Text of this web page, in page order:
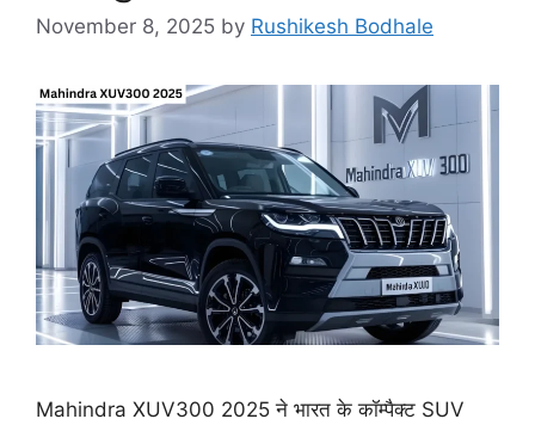
November 8, 2025 by Rushikesh Bodhale
Mahindra XUV300 2025 ने भारत के कॉम्पैक्ट SUV